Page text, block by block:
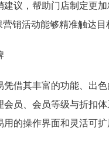
议，帮助门店制定更
销活动能够精准触达目
借其丰富的功能、出
员、会员等级与折扣
的操作界面和灵活可